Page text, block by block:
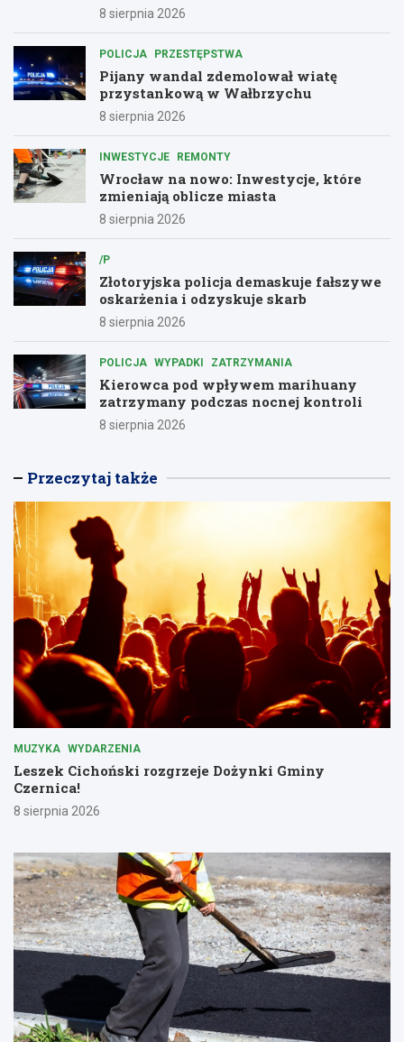
8 sierpnia 2026
POLICJA PRZESTĘPSTWA
Pijany wandal zdemolował wiatę
przystankową w Wałbrzychu
8 sierpnia 2026
INWESTYCJE REMONTY
Wrocław na nowo: Inwestycje, które
zmieniają oblicze miasta
8 sierpnia 2026
/P
Złotoryjska policja demaskuje fałszywe
oskarżenia i odzyskuje skarb
8 sierpnia 2026
POLICJA WYPADKI ZATRZYMANIA
Kierowca pod wpływem marihuany
zatrzymany podczas nocnej kontroli
8 sierpnia 2026
Przeczytaj także
MUZYKA WYDARZENIA
Leszek Cichoński rozgrzeje Dożynki Gminy
Czernica!
8 sierpnia 2026